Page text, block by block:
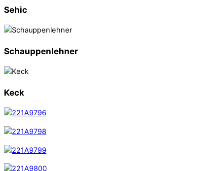
Sehic
Schauppenlehner
Keck